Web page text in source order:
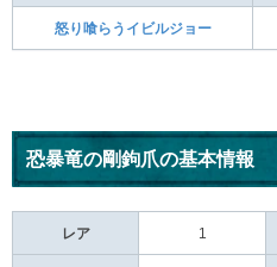
怒り喰らうイビルジョー
恐暴竜の剛鉤爪の基本情報
レア 1